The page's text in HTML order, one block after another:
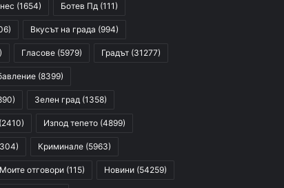
(1654) Ботев Пд (111)
Вкусът на града (994)
Гласове (5979) Градът (31277)
(8399)
Зелен град (1358)
(2410) Изпод тепето (4899)
Криминале (5963)
Моите отговори (115) Новини (54259)